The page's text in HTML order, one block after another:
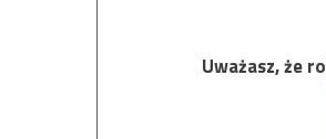
Uważasz, że